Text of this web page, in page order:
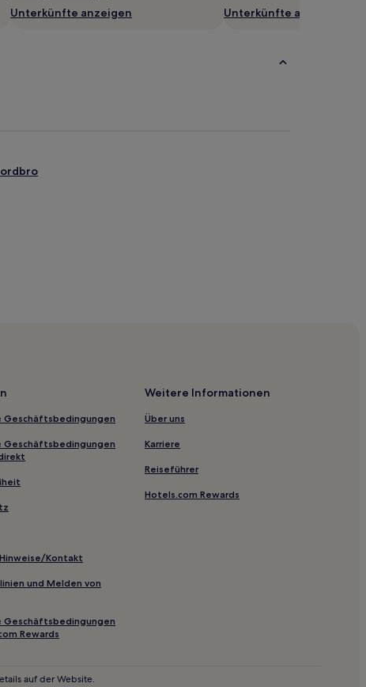
Unterkünfte anzeigen
Unterkünfte anzeigen
Zentrum
Stockholm
Zentrum
Geschäftsbedingungen
Geschäftsbedingungen
Kontakt
und Melden von
Geschäftsbedingungen
Rewards
Weitere Informationen
Über uns
Karriere
Reiseführer
Hotels.com Rewards
auf der Website.